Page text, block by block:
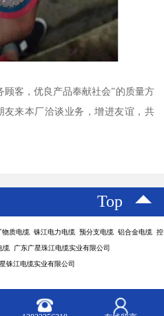
客，优良产品奉献社会”的质量方
来本厂洽谈业务，增进友谊，共
Top
质电缆 铢江电力电缆 预分支电缆 铝合金电缆 控
广东广星珠江电缆实业有限公司
铢江电缆实业有限公司